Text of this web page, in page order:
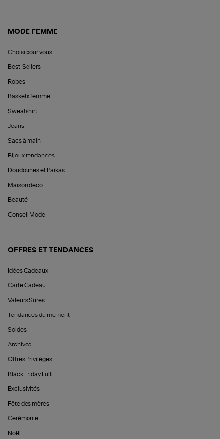
MODE FEMME
Choisi pour vous
Best-Sellers
Robes
Baskets femme
Sweatshirt
Jeans
Sacs à main
Bijoux tendances
Doudounes et Parkas
Maison déco
Beauté
Conseil Mode
OFFRES ET TENDANCES
Idées Cadeaux
Carte Cadeau
Valeurs Sûres
Tendances du moment
Soldes
Archives
Offres Privilèges
Black Friday Lulli
Exclusivités
Fête des mères
Cérémonie
Noël